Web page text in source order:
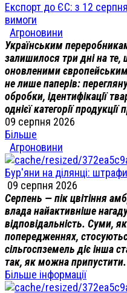
Експорт до ЄС: з 12
вимоги
Агроновини
Українським
залишилося три дні на
оновленими
не лише паперів:
обробки, ідентифікації
однієї категорії
09 серпня 2026
Більше
Агроновини
Бур'яни на ділянці:
09 серпня 2026
Серпень — пік цвітіння
влада найактивніше
відповідальність. Суми,
попередженнях,
сільгоспземель діє інша
так, як можна припустити.
Більше інформації